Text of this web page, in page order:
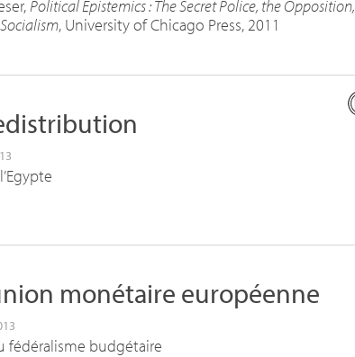
Political Epistemics : The Secret Police, the Opposition,
, University of Chicago Press, 2011
monétaire européenne
fédéralisme budgétaire